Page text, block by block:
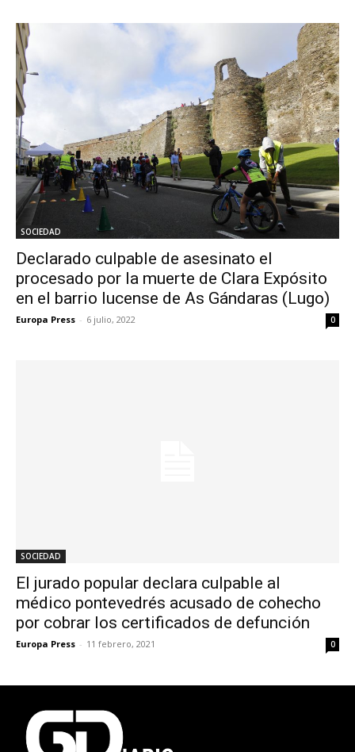
SOCIEDAD
Declarado culpable de asesinato el
procesado por la muerte de Clara Expósito
en el barrio lucense de As Gándaras (Lugo)
Europa Press - 6 julio, 2022 0
SOCIEDAD
El jurado popular declara culpable al
médico pontevedrés acusado de cohecho
por cobrar los certificados de defunción
Europa Press - 11 febrero, 2021 0